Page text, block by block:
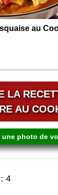
au
LA
AU
une photo de
4